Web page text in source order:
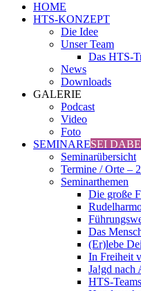
HOME
HTS-KONZEPT
Die Idee
Unser Team
Das HTS-
News
Downloads
GALERIE
Podcast
Video
Foto
SEMINARESEI
Seminarübersicht
Termine / Orte –
Seminarthemen
Die große
Das
(Er)lebe
In Freiheit
Ja!gd nach
HTS-